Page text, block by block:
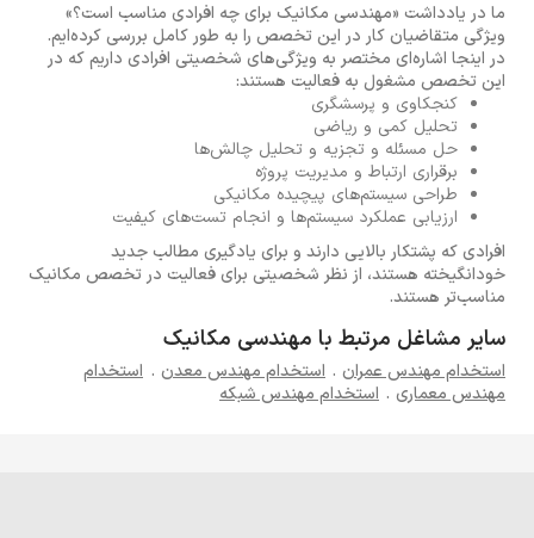
ما در یادداشت «مهندسی مکانیک برای چه افرادی مناسب است؟»
ویژگی متقاضیان کار در این تخصص را به طور کامل بررسی کرده‌ایم.
در اینجا اشاره‌ای مختصر به ویژگی‌های شخصیتی افرادی داریم که در
این تخصص مشغول به فعالیت هستند:
کنجکاوی و پرسشگری
تحلیل کمی و ریاضی
حل مسئله و تجزیه و تحلیل چالش‌ها
برقراری ارتباط و مدیریت پروژه
طراحی سیستم‌های پیچیده مکانیکی
ارزیابی عملکرد سیستم‌ها و انجام تست‌های کیفیت
افرادی که پشتکار بالایی دارند و برای یادگیری مطالب جدید
خودانگیخته هستند، از نظر شخصیتی برای فعالیت در تخصص مکانیک
مناسب‌تر هستند.
سایر مشاغل مرتبط با مهندسی مکانیک
استخدام مهندس عمران . استخدام مهندس معدن . استخدام
مهندس معماری . استخدام مهندس شبکه